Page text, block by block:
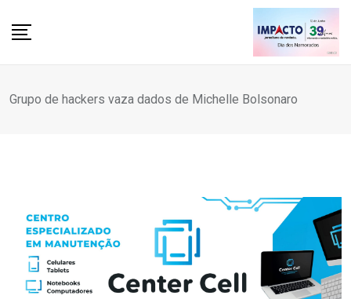
Grupo de hackers vaza dados de Michelle Bolsonaro